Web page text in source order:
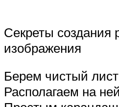
Секреты создания
изображения
Берем чистый
Располагаем на